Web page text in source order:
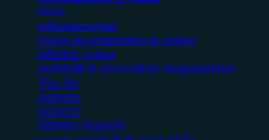
bison
griplastarvagnar
övriga skogsmaskiner & vagnar
tillbehör vagnar
underhåll & servicedelar skogsmaskiner
Visa fler
mopeder
mopeder
tillbehör mopeder